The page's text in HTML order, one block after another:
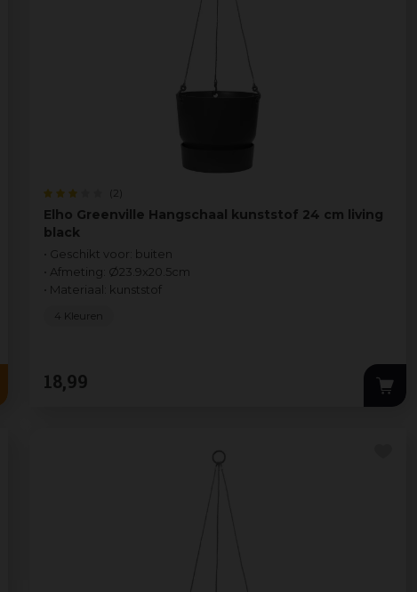
Elho Greenville Hangschaal kunststof 24 cm living
black
(2)
• Geschikt voor: buiten
• Afmeting: Ø23.9x20.5cm
• Materiaal: kunststof
18,99
4 Kleuren